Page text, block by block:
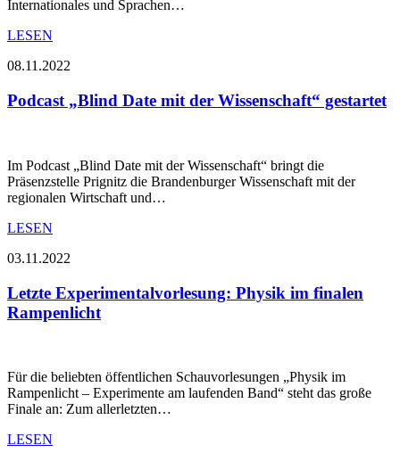
Internationales und Sprachen…
LESEN
08.11.2022
Podcast „Blind Date mit der Wissenschaft“ gestartet
Im Podcast „Blind Date mit der Wissenschaft“ bringt die
Präsenzstelle Prignitz die Brandenburger Wissenschaft mit der
regionalen Wirtschaft und…
LESEN
03.11.2022
Letzte Experimentalvorlesung: Physik im finalen
Rampenlicht
Für die beliebten öffentlichen Schauvorlesungen „Physik im
Rampenlicht – Experimente am laufenden Band“ steht das große
Finale an: Zum allerletzten…
LESEN